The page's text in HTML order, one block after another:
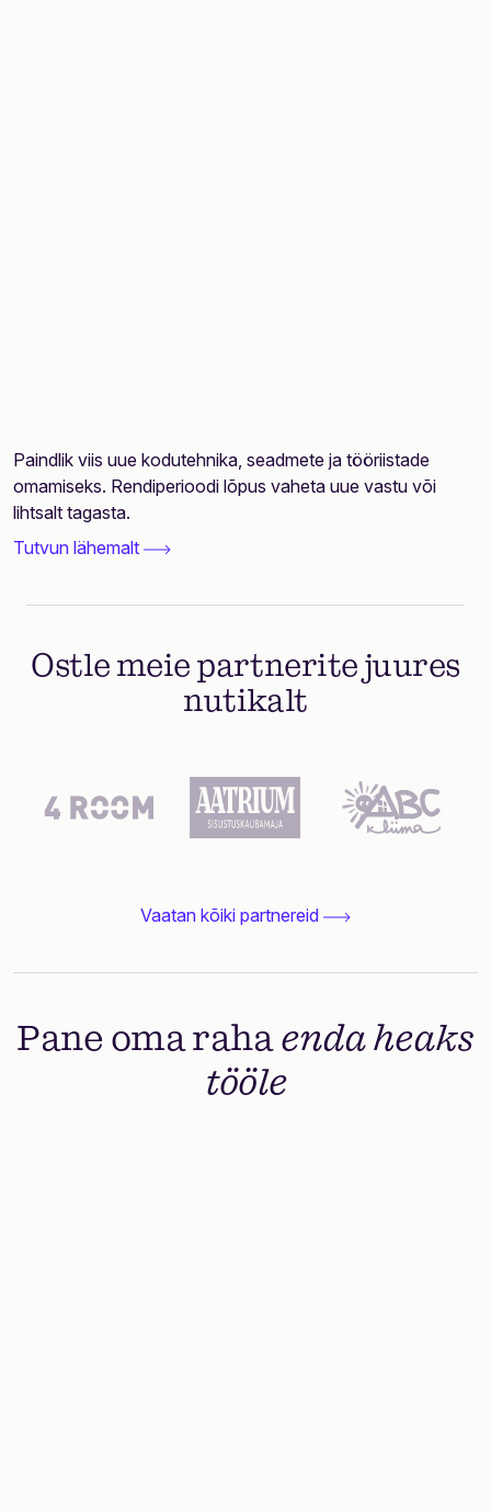
Paindlik viis uue kodutehnika, seadmete ja tööriistade
omamiseks. Rendiperioodi lõpus vaheta uue vastu või
lihtsalt tagasta.
Tutvun lähemalt
Ostle meie partnerite juures
nutikalt
Vaatan kõiki partnereid
Pane oma raha enda heaks
tööle